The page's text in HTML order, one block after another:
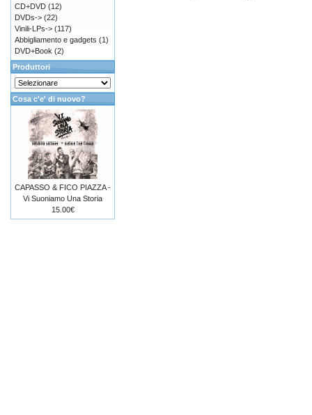
CD+DVD (12)
DVDs-> (22)
Vinili-LPs-> (117)
Abbigliamento e gadgets (1)
DVD+Book (2)
Produttori
Cosa c'e' di nuovo?
CAPASSO & FICO PIAZZA -
Vi Suoniamo Una Storia
15.00€